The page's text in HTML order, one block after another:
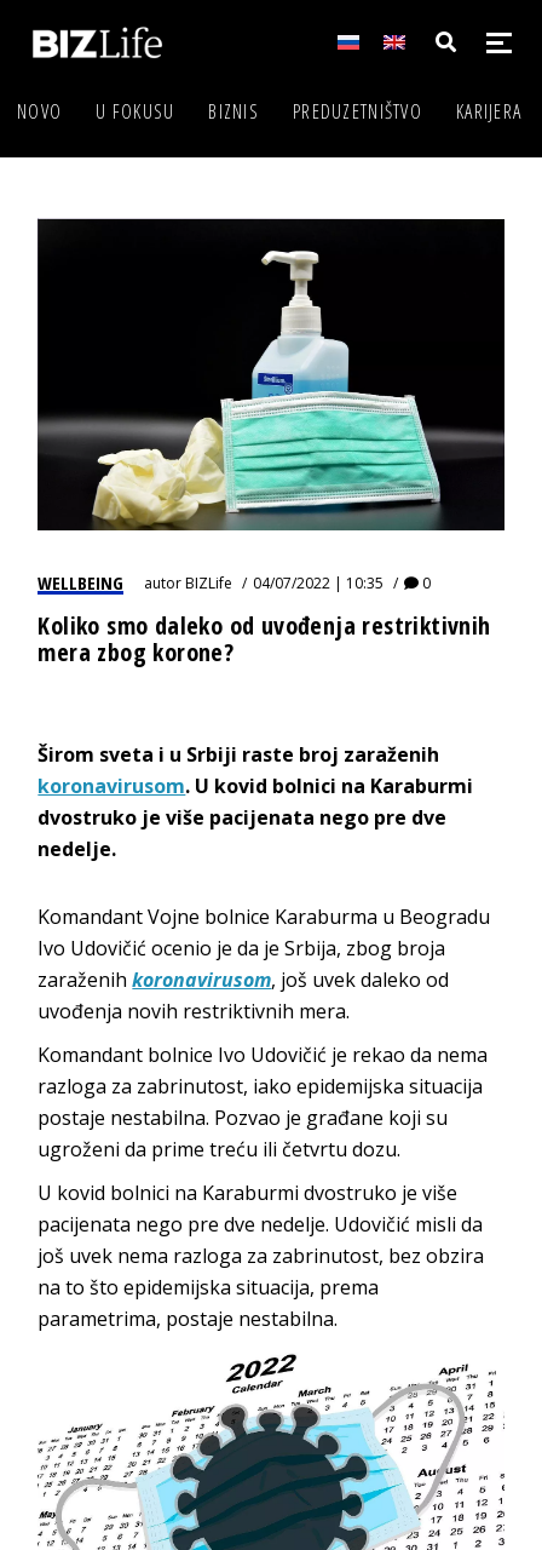
NOVO U FOKUSU BIZNIS PREDUZETNIŠTVO KARIJERA
WELLBEING autorBIZLife 04/07/2022 | 10:35 0
Koliko smo daleko od uvođenja restriktivnih
mera zbog korone?
Širom sveta i u Srbiji raste broj zaraženih
koronavirusom. U kovid bolnici na Karaburmi
dvostruko je više pacijenata nego pre dve
nedelje.
Komandant Vojne bolnice Karaburma u Beogradu
Ivo Udovičić ocenio je da je Srbija, zbog broja
zaraženihkoronavirusom, još uvek daleko od
uvođenja novih restriktivnih mera.
Komandant bolnice Ivo Udovičić je rekao da nema
razloga za zabrinutost, iako epidemijska situacija
postaje nestabilna. Pozvao je građane koji su
ugroženi da prime treću ili četvrtu dozu.
U kovid bolnici na Karaburmi dvostruko je više
pacijenata nego pre dve nedelje. Udovičić misli da
još uvek nema razloga za zabrinutost, bez obzira
na to što epidemijska situacija, prema
parametrima, postaje nestabilna.